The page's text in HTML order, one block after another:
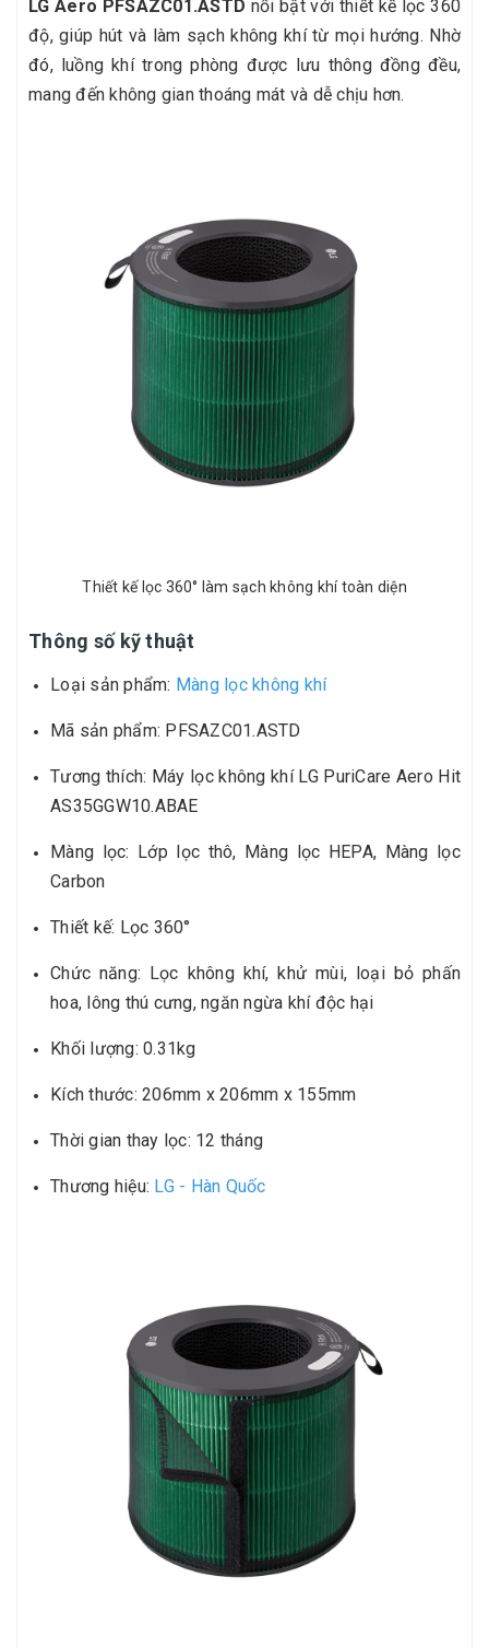
LG Aero PFSAZC01.ASTD nổi bật với thiết kế lọc 360
độ, giúp hút và làm sạch không khí từ mọi hướng. Nhờ
đó, luồng khí trong phòng được lưu thông đồng đều,
mang đến không gian thoáng mát và dễ chịu hơn.
Thiết kế lọc 360° làm sạch không khí toàn diện
Thông số kỹ thuật
Loại sản phẩm: Màng lọc không khí
Mã sản phẩm: PFSAZC01.ASTD
Tương thích: Máy lọc không khí LG PuriCare Aero Hit
AS35GGW10.ABAE
Màng lọc: Lớp lọc thô, Màng lọc HEPA, Màng lọc
Carbon
Thiết kế: Lọc 360°
Chức năng: Lọc không khí, khử mùi, loại bỏ phấn
hoa, lông thú cưng, ngăn ngừa khí độc hại
Khối lượng: 0.31kg
Kích thước: 206mm x 206mm x 155mm
Thời gian thay lọc: 12 tháng
Thương hiệu: LG - Hàn Quốc